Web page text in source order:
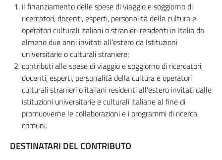
il finanziamento delle spese di viaggio e soggiorno di
ricercatori, docenti, esperti, personalità della cultura e
operatori culturali italiani o stranieri residenti in Italia da
almeno due anni invitati all’estero da Istituzioni
universitarie o culturali straniere;
contributi alle spese di viaggio e soggiorno di ricercatori,
docenti, esperti, personalità della cultura e operatori
culturali stranieri o italiani residenti all’estero invitati dalle
istituzioni universitarie e culturali italiane al fine di
promuoverne le collaborazioni e i programmi di ricerca
comuni.
DESTINATARI DEL CONTRIBUTO